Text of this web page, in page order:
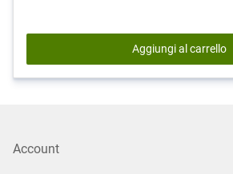
Aggiungi al carrello
Account